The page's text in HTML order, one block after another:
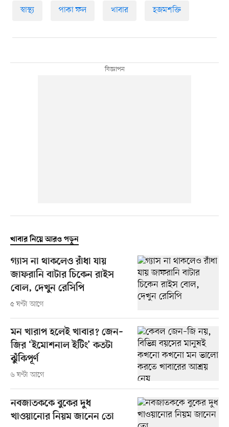
স্বাস্থ্য পাকা ফল খাবার হজমশক্তি
খাবার নিয়ে আরও পড়ুন
গ্যাস না থাকলেও রাঁধা যায়
জাফরানি বাটার চিকেন রাইস
বোল, দেখুন রেসিপি
৫ ঘণ্টা আগে
মন খারাপ হলেই খাবার? জেন–
জির ‘ইমোশনাল ইটিং’ কতটা
ঝুঁকিপূর্ণ
৬ ঘণ্টা আগে
নবজাতককে বুকের দুধ
খাওয়ানোর নিয়ম জানেন তো